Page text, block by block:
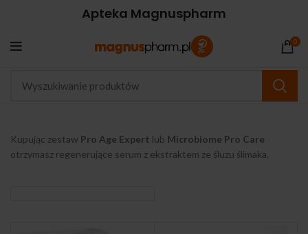
Apteka Magnuspharm
0
Kupując zestaw Pro Age Expert lub Microbiome Pro Care
otrzymasz regenerujące serum z ekstraktem ze śluzu ślimaka.